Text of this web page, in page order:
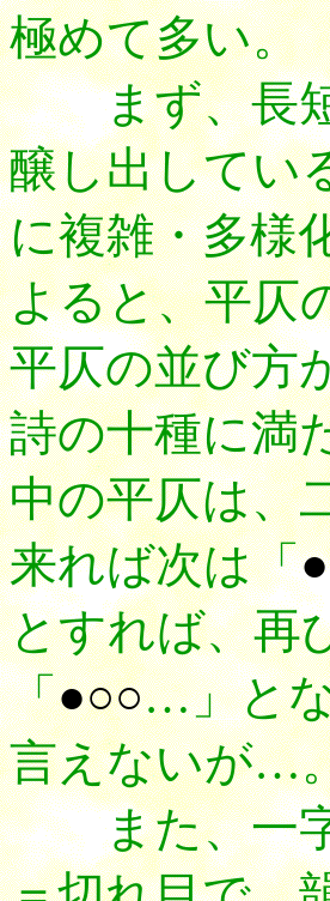
極めて多い。
まず、長短
醸し出してい
に複雑・多様
よると、平仄
平仄の並び方
詩の十種に満
中の平仄は、
来れば次は「
とすれば、再
「●○○…」と
言えないが…
また、一字